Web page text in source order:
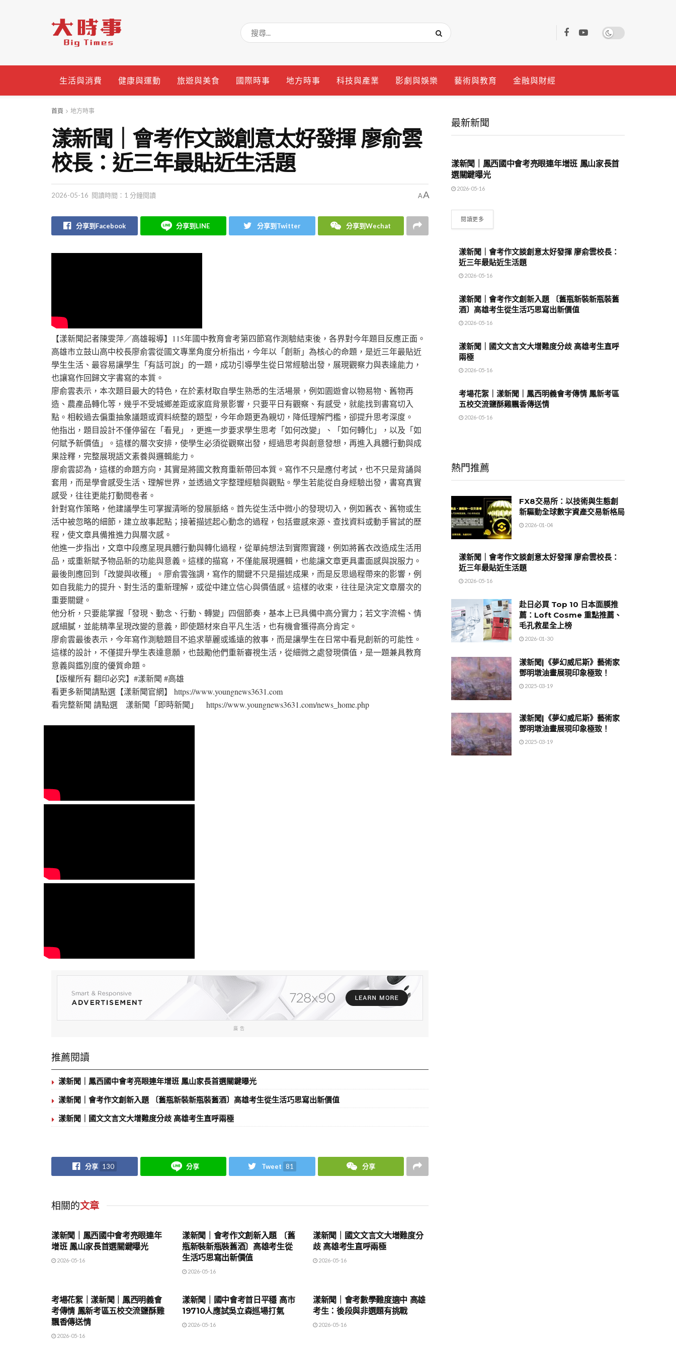
生活與消費 健康與運動 旅遊與美食 國際時事 地方時事 科技與產業 影劇與娛樂 藝術與教育 金融與財經
首頁 地方時事
漾新聞｜會考作文談創意太好發揮 廖俞雲
校長：近三年最貼近生活題
2026-05-16 閱讀時間：1 分鐘閱讀 AA
分享到Facebook 分享到LINE 分享到Twitter 分享到Wechat
【漾新聞記者陳雯萍／高雄報導】115年國中教育會考第四節寫作測驗結束後，各界對今年題目反應正面。
高雄市立鼓山高中校長廖俞雲從國文專業角度分析指出，今年以「創新」為核心的命題，是近三年最貼近
學生生活、最容易讓學生「有話可說」的一題，成功引導學生從日常經驗出發，展現觀察力與表達能力，
也讓寫作回歸文字書寫的本質。
廖俞雲表示，本次題目最大的特色，在於素材取自學生熟悉的生活場景，例如園遊會以物易物、舊物再
造、農產品轉化等，幾乎不受城鄉差距或家庭背景影響，只要平日有觀察、有感受，就能找到書寫切入
點。相較過去偏重抽象議題或資料統整的題型，今年命題更為親切，降低理解門檻，卻提升思考深度。
他指出，題目設計不僅停留在「看見」，更進一步要求學生思考「如何改變」、「如何轉化」，以及「如
何賦予新價值」。這樣的層次安排，使學生必須從觀察出發，經過思考與創意發想，再進入具體行動與成
果詮釋，完整展現語文素養與邏輯能力。
廖俞雲認為，這樣的命題方向，其實是將國文教育重新帶回本質。寫作不只是應付考試，也不只是背誦與
套用，而是學會感受生活、理解世界，並透過文字整理經驗與觀點。學生若能從自身經驗出發，書寫真實
感受，往往更能打動閱卷者。
針對寫作策略，他建議學生可掌握清晰的發展脈絡。首先從生活中微小的發現切入，例如舊衣、舊物或生
活中被忽略的細節，建立故事起點；接著描述起心動念的過程，包括靈感來源、查找資料或動手嘗試的歷
程，使文章具備推進力與層次感。
他進一步指出，文章中段應呈現具體行動與轉化過程，從單純想法到實際實踐，例如將舊衣改造成生活用
品，或重新賦予物品新的功能與意義。這樣的描寫，不僅能展現邏輯，也能讓文章更具畫面感與說服力。
最後則應回到「改變與收穫」。廖俞雲強調，寫作的關鍵不只是描述成果，而是反思過程帶來的影響，例
如自我能力的提升、對生活的重新理解，或從中建立信心與價值感。這樣的收束，往往是決定文章層次的
重要關鍵。
他分析，只要能掌握「發現、動念、行動、轉變」四個節奏，基本上已具備中高分實力；若文字流暢、情
感細膩，並能精準呈現改變的意義，即使題材來自平凡生活，也有機會獲得高分肯定。
廖俞雲最後表示，今年寫作測驗題目不追求華麗或遙遠的敘事，而是讓學生在日常中看見創新的可能性。
這樣的設計，不僅提升學生表達意願，也鼓勵他們重新審視生活，從細微之處發現價值，是一題兼具教育
意義與鑑別度的優質命題。
【版權所有 翻印必究】#漾新聞 #高雄
看更多新聞請點選【漾新聞官網】 https://www.youngnews3631.com⁠
看完整新聞 請點選 漾新聞「即時新聞」 https://www.youngnews3631.com/news_home.php⁠
廣告
推薦閱讀
漾新聞｜鳳西國中會考亮眼連年增班 鳳山家長首選關鍵曝光
漾新聞｜會考作文創新入題 〔舊瓶新裝新瓶裝舊酒〕高雄考生從生活巧思寫出新價值
漾新聞｜國文文言文大增難度分歧 高雄考生直呼兩極
分享 130 分享 Tweet 81 分享
相關的文章
漾新聞｜鳳西國中會考亮眼連年
增班 鳳山家長首選關鍵曝光
2026-05-16
漾新聞｜會考作文創新入題 〔舊
瓶新裝新瓶裝舊酒〕高雄考生從
生活巧思寫出新價值
2026-05-16
漾新聞｜國文文言文大增難度分
歧 高雄考生直呼兩極
2026-05-16
考場花絮｜漾新聞｜鳳西明義會
考傳情 鳳新考區五校交流鹽酥雞
飄香傳送情
2026-05-16
漾新聞｜國中會考首日平穩 高市
19710人應試吳立森巡場打氣
2026-05-16
漾新聞｜會考數學難度適中 高雄
考生：後段與非選題有挑戰
2026-05-16
最新新聞
地方時事
漾新聞｜鳳西國中會考亮眼連年增班 鳳山家長首
選關鍵曝光
2026-05-16
閱讀更多
漾新聞｜會考作文談創意太好發揮 廖俞雲校長：
近三年最貼近生活題
2026-05-16
漾新聞｜會考作文創新入題 〔舊瓶新裝新瓶裝舊
酒〕高雄考生從生活巧思寫出新價值
2026-05-16
漾新聞｜國文文言文大增難度分歧 高雄考生直呼
兩極
2026-05-16
考場花絮｜漾新聞｜鳳西明義會考傳情 鳳新考區
五校交流鹽酥雞飄香傳送情
2026-05-16
熱門推薦
FX8交易所：以技術與生態創
新驅動全球數字資產交易新格局
2026-01-04
漾新聞｜會考作文談創意太好發揮 廖俞雲校長：
近三年最貼近生活題
2026-05-16
赴日必買 Top 10 日本面膜推
薦：Loft Cosme 重點推薦、
毛孔救星全上榜
2026-01-30
漾新聞|《夢幻威尼斯》藝術家
鄧明墩油畫展現印象極致！
2025-03-19
漾新聞|《夢幻威尼斯》藝術家
鄧明墩油畫展現印象極致！
2025-03-19